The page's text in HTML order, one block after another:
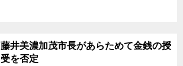
藤井美濃加茂市長があらためて金銭の授
受を否定